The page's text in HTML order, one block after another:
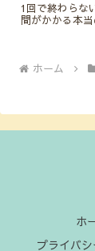
1回で終わらな
間がかかる本
ホーム
ホ
プライバ